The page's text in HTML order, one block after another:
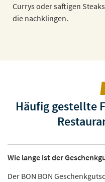
Currys oder saftigen
die nachklingen.
Häufig gestellte
Wie lange ist der
Der BON BON